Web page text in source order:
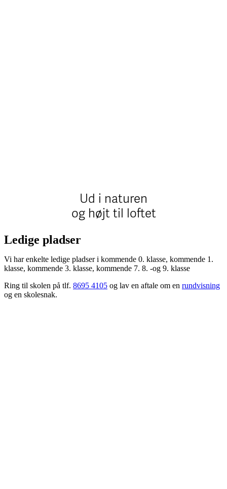
Ud i naturen
og højt til loftet
Ledige pladser
Vi har enkelte ledige pladser i kommende 0. klasse, kommende 1.
klasse, kommende 3. klasse, kommende 7. 8. -og 9. klasse
Ring til skolen på tlf. 8695 4105 og lav en aftale om en rundvisning
og en skolesnak.